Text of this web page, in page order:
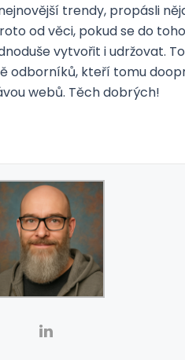
trendy, propásli
od věci, pokud se do
vytvořit i udržovat.
kteří tomu
webů. Těch dobrých!